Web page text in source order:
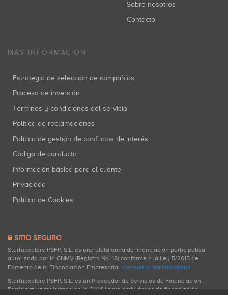
Sobre nosotros
Contacto
MÁS INFORMACIÓN
Estrategia de selección de compañías
Proceso de inversión
Términos y condiciones del servicio
Política de reclamaciones
Política de gestión de conflictos de interés
Código de conducta
Información básica para el cliente
Privacidad
Política de Cookies
SITIO SEGURO
Startupxplore PSFP, S.L. es una plataforma de financiación participativa
autorizada por la CNMV (Registro No. 18) conforme a la Ley 5/2015 de
Fomento de la Financiación Empresarial. Consultar registro oficial.
Startupxplore PSFP, S.L. es un Proveedor de Servicios de Financiación
Participativa registrado en la CNMV para actividades de financiación